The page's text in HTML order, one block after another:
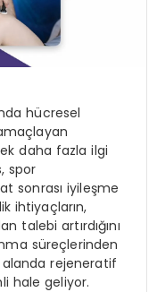
hücresel
daha fazla ilgi
spor
sonrası iyileşme
ihtiyaçların,
talebi artırdığını
süreçlerinden
rejeneratif
hale geliyor.